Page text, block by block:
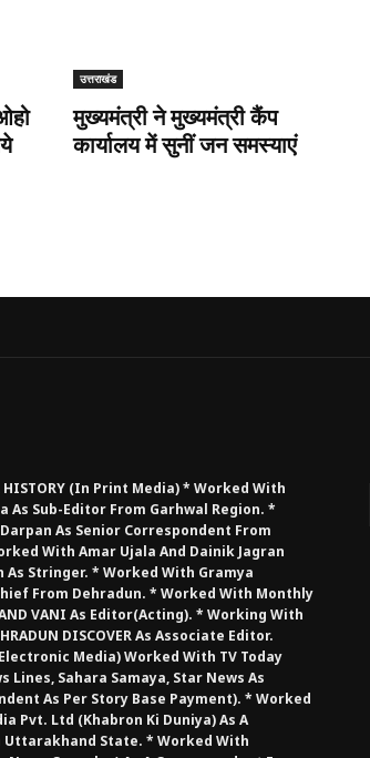
उत्तराखंड
मुख्यमंत्री ने मुख्यमंत्री कैंप
कार्यालय में सुनीं जन समस्याएं
HISTORY (in Print Media) * Worked With
As Sub-Editor From Garhwal Region. *
As Senior Correspondent From
With Amar Ujala And Dainik Jagran
As Stringer. * Worked With Gramya
From Dehradun. * Worked With Monthly
VANI As Editor(Acting). * Working With
DISCOVER As Associate Editor.
Electronic Media) Worked With TV Today
Lines, Sahara Samaya, Star News As
As Per Story Base Payment). * Worked
Pvt. Ltd (Khabron Ki Duniya) As A
Uttarakhand State. * Worked With